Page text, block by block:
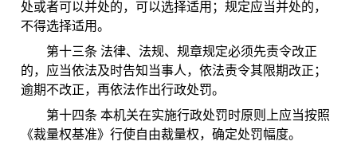
处或者可以并处的，可以选择适用；规定应当并处的，
不得选择适用。
第十三条 法律、法规、规章规定必须先责令改正
的，应当依法及时告知当事人，依法责令其限期改正；
逾期不改正，再依法作出行政处罚。
第十四条 本机关在实施行政处罚时原则上应当按照
《裁量权基准》行使自由裁量权，确定处罚幅度。